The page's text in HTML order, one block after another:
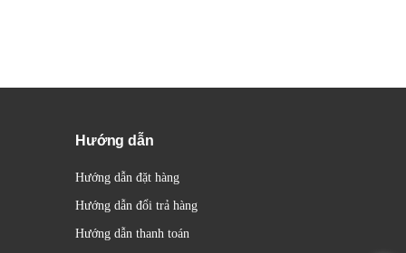
Hướng dẫn
Hướng dẫn đặt hàng
Hướng dẫn đổi trả hàng
Hướng dẫn thanh toán